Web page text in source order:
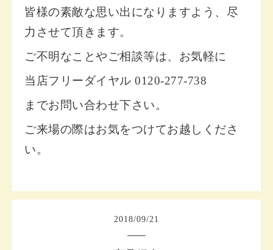
皆様の素敵な思い出になりますよう、尽
力させて頂きます。
ご不明なことやご相談等は、お気軽に
当店フリーダイヤル 0120-277-738
までお問い合わせ下さい。
ご来場の際はお気をつけてお越しくださ
い。
2018/09/21